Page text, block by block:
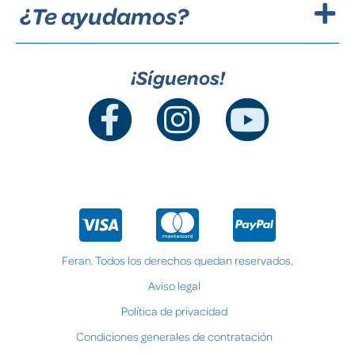
¿Te ayudamos?
¡Síguenos!
Feran. Todos los derechos quedan reservados.
Aviso legal
Política de privacidad
Condiciones generales de contratación